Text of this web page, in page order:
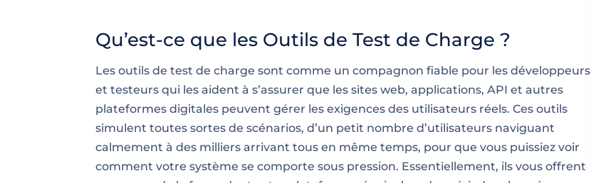
Qu’est-ce que les Outils de Test de Charge ?
Les outils de test de charge sont comme un compagnon fiable pour les développeurs
et testeurs qui les aident à s’assurer que les sites web, applications, API et autres
plateformes digitales peuvent gérer les exigences des utilisateurs réels. Ces outils
simulent toutes sortes de scénarios, d’un petit nombre d’utilisateurs naviguant
calmement à des milliers arrivant tous en même temps, pour que vous puissiez voir
comment votre système se comporte sous pression. Essentiellement, ils vous offrent